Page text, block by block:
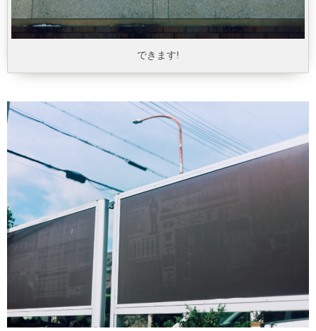
できます!